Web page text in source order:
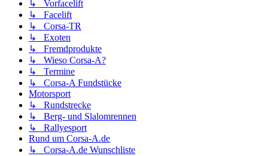
↳ Vorfacelift
↳ Facelift
↳ Corsa-TR
↳ Exoten
↳ Fremdprodukte
↳ Wieso Corsa-A?
↳ Termine
↳ Corsa-A Fundstücke
Motorsport
↳ Rundstrecke
↳ Berg- und Slalomrennen
↳ Rallyesport
Rund um Corsa-A.de
↳ Corsa-A.de Wunschliste